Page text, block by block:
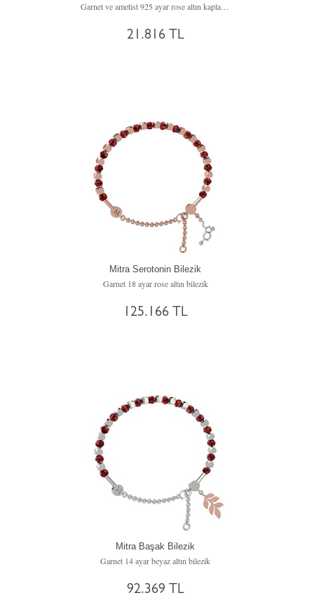
Garnet ve ametist 925 ayar rose altın kaplama gümüş bilezik
21.816 TL
Mitra Serotonin Bilezik
Garnet 18 ayar rose altın bilezik
125.166 TL
Mitra Başak Bilezik
Garnet 14 ayar beyaz altın bilezik
92.369 TL